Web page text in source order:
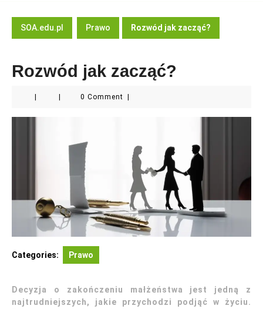
Button
SOA.edu.pl Prawo Rozwód jak zacząć?
Rozwód jak zacząć?
0 Comment
Categories: Prawo
Decyzja o zakończeniu małżeństwa jest jedną z
najtrudniejszych, jakie przychodzi podjąć w życiu.